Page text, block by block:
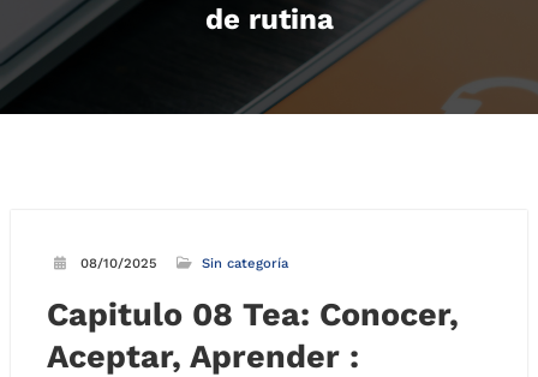
de rutina
08/10/2025 Sin categoría
Capitulo 08 Tea: Conocer,
Aceptar, Aprender :